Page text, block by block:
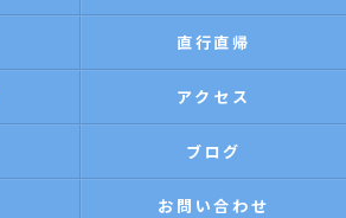
直行直帰
アクセス
ブログ
お問い合わせ